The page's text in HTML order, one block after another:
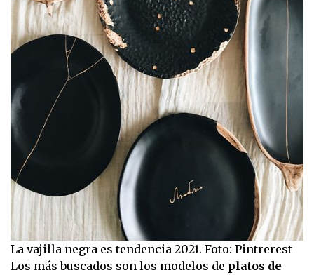
La vajilla negra es tendencia 2021. Foto: Pintrerest
Los más buscados son los modelos de platos de